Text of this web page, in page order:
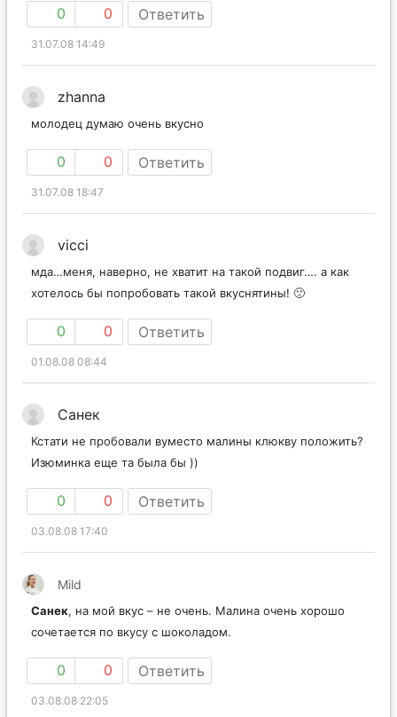
0 0 Ответить
31.07.08 14:49
zhanna
молодец думаю очень вкусно
0 0 Ответить
31.07.08 18:47
vicci
мда…меня, наверно, не хватит на такой подвиг…. а как
хотелось бы попробовать такой вкуснятины! 🙁
0 0 Ответить
01.08.08 08:44
Санек
Кстати не пробовали вуместо малины клюкву положить?
Изюминка еще та была бы ))
0 0 Ответить
03.08.08 17:40
Mild
Санек, на мой вкус – не очень. Малина очень хорошо
сочетается по вкусу с шоколадом.
0 0 Ответить
03.08.08 22:05